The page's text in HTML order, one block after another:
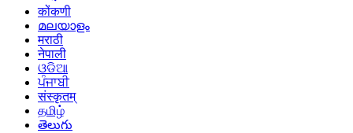
कोंकणी
മലയാളം
मराठी
नेपाली
ଓଡିଆ
ਪੰਜਾਬੀ
संस्कृतम्
தமிழ்
తెలుగు